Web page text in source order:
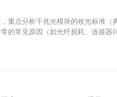
重点分析千兆光模块的收光标准（
的常见原因（如光纤损耗、连接器